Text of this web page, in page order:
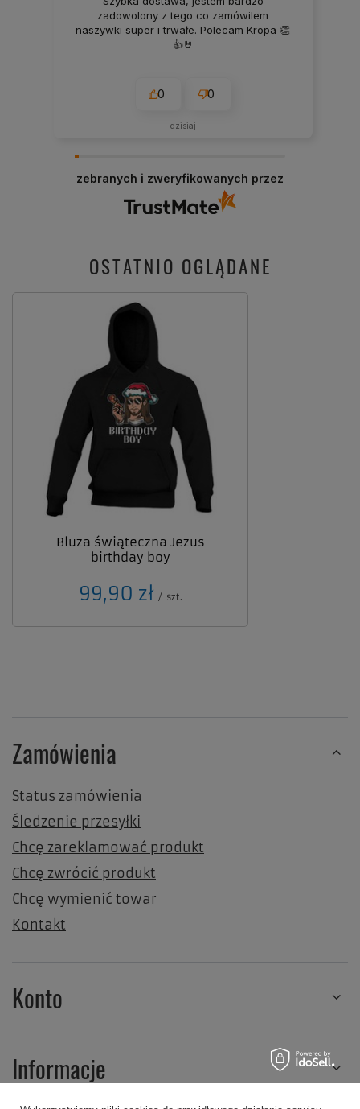
zadowolony z tego co zamówilem
naszywki super i trwałe. Polecam Kropa 👏
👍🤘
0 0
dzisiaj
zebranych i zweryfikowanych przez
OSTATNIO OGLĄDANE
Bluza świąteczna Jezus
birthday boy
99,90 zł / szt.
Zamówienia
Status zamówienia
Śledzenie przesyłki
Chcę zareklamować produkt
Chcę zwrócić produkt
Chcę wymienić towar
Kontakt
Konto
Informacje